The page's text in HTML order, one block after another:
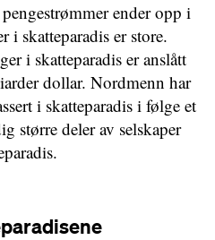
ender opp i
i skatteparadis er store.
i skatteparadis er anslått
dollar. Nordmenn har
i skatteparadis i følge et
større deler av selskaper